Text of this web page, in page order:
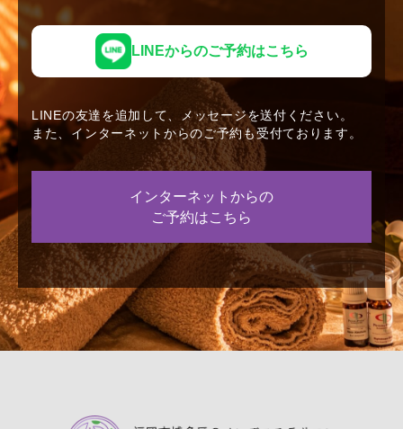
LINEからのご予約はこちら
LINEの友達を追加して、メッセージを送付ください。
また、インターネットからのご予約も受付ております。
インターネットからの
ご予約はこちら